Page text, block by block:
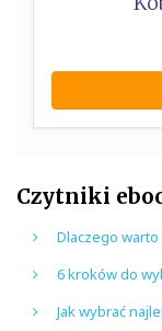
Czytniki
Dlaczego
6 kroków do
Jak wybrać